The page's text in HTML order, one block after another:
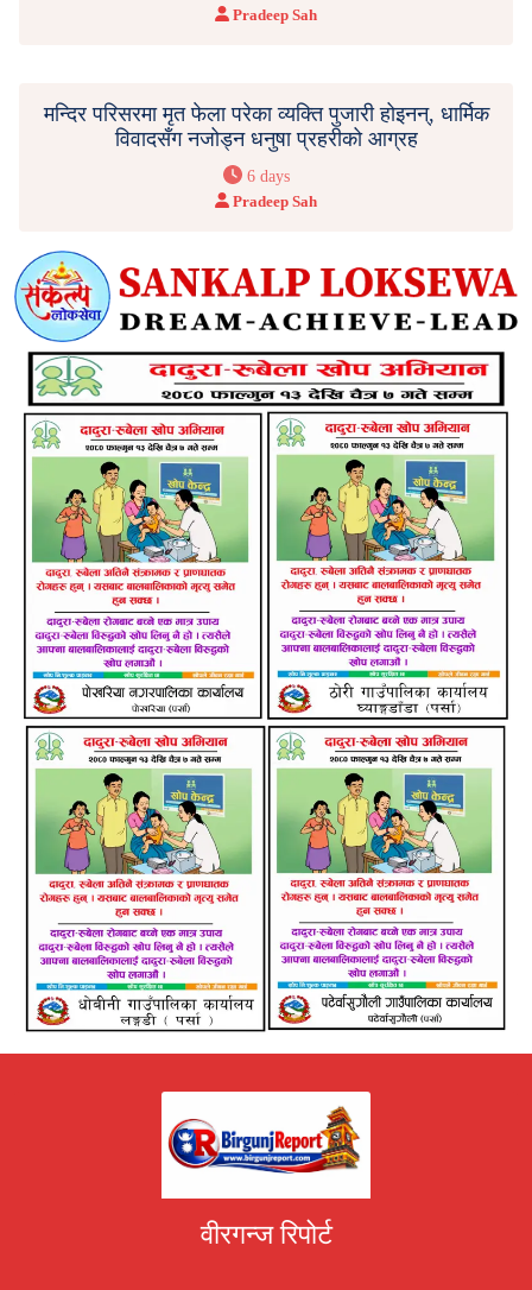
Pradeep Sah
मन्दिर परिसरमा मृत फेला परेका व्यक्ति पुजारी होइनन्, धार्मिक
विवादसँग नजोड्न धनुषा प्रहरीको आग्रह
6 days
Pradeep Sah
वीरगन्ज रिपोर्ट